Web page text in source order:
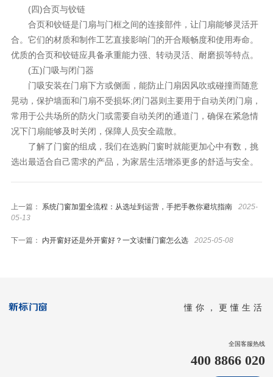
(四)合页与铰链
合页和铰链是门扇与门框之间的连接部件，让门扇能够灵活开
合。它们的材质和制作工艺直接影响门的开合顺畅度和使用寿命。
优质的合页和铰链应具备承重能力强、转动灵活、耐磨损等特点。
(五)门吸与闭门器
门吸安装在门扇下方或侧面，能防止门扇因风吹或碰撞而随意
晃动，保护墙面和门扇不受损坏;闭门器则主要用于自动关闭门扇，
常用于公共场所的防火门或需要自动关闭的通道门，确保在紧急情
况下门扇能够及时关闭，保障人员安全疏散。
了解了门窗的组成，我们在选购门窗时就能更加心中有数，挑
选出最适合自己需求的产品，为家居生活增添更多的舒适与安全。
上一篇： 系统门窗加盟全流程：从选址到运营，手把手教你避坑指南
2025-
05-13
下一篇： 内开窗好还是外开窗好？一文读懂门窗怎么选 2025-05-08
懂你，更懂生活
全国客服热线
400 8866 020